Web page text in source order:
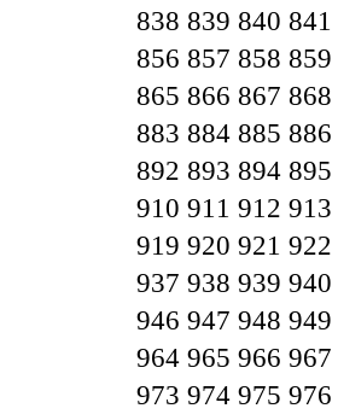
838 839 840 841
856 857 858 859
865 866 867 868
883 884 885 886
892 893 894 895
910 911 912 913
919 920 921 922
937 938 939 940
946 947 948 949
964 965 966 967
973 974 975 976